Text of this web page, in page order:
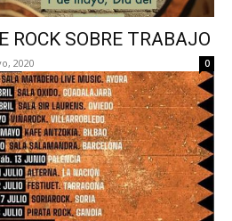
ROCK SOBRE TRABAJO
2020 0